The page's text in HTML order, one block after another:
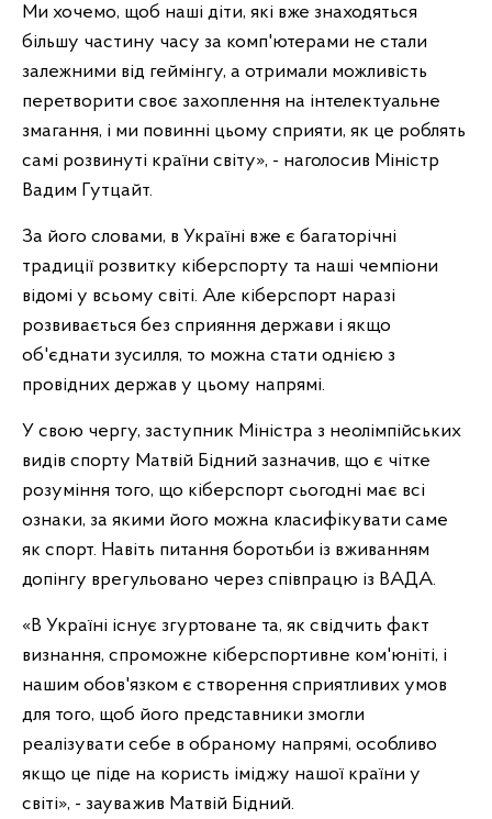
Ми хочемо, щоб наші діти, які вже знаходяться
більшу частину часу за комп'ютерами не стали
залежними від геймінгу, а отримали можливість
перетворити своє захоплення на інтелектуальне
змагання, і ми повинні цьому сприяти, як це роблять
самі розвинуті країни світу», - наголосив Міністр
Вадим Гутцайт.
За його словами, в Україні вже є багаторічні
традиції розвитку кіберспорту та наші чемпіони
відомі у всьому світі. Але кіберспорт наразі
розвивається без сприяння держави і якщо
об'єднати зусилля, то можна стати однією з
провідних держав у цьому напрямі.
У свою чергу, заступник Міністра з неолімпійських
видів спорту Матвій Бідний зазначив, що є чітке
розуміння того, що кіберспорт сьогодні має всі
ознаки, за якими його можна класифікувати саме
як спорт. Навіть питання боротьби із вживанням
допінгу врегульовано через співпрацю із ВАДА.
«В Україні існує згуртоване та, як свідчить факт
визнання, спроможне кіберспортивне ком'юніті, і
нашим обов'язком є створення сприятливих умов
для того, щоб його представники змогли
реалізувати себе в обраному напрямі, особливо
якщо це піде на користь іміджу нашої країни у
світі», - зауважив Матвій Бідний.